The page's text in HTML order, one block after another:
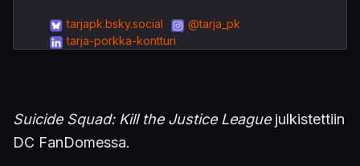
tarjapk.bsky.social
@tarja_pk
tarja-porkka-kontturi
Suicide Squad: Kill the Justice League julkistettiin
DC FanDomessa.